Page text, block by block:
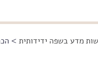
מדע בשפה ידידותית >